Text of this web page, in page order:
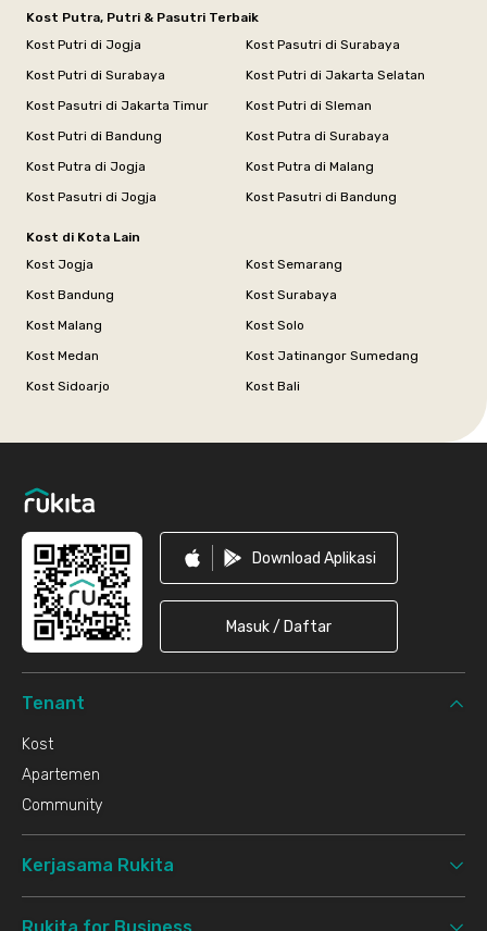
Kost Putra, Putri & Pasutri Terbaik
Kost Putri di Jogja
Kost Pasutri di Surabaya
Kost Putri di Surabaya
Kost Putri di Jakarta Selatan
Kost Pasutri di Jakarta Timur
Kost Putri di Sleman
Kost Putri di Bandung
Kost Putra di Surabaya
Kost Putra di Jogja
Kost Putra di Malang
Kost Pasutri di Jogja
Kost Pasutri di Bandung
Kost di Kota Lain
Kost Jogja
Kost Semarang
Kost Bandung
Kost Surabaya
Kost Malang
Kost Solo
Kost Medan
Kost Jatinangor Sumedang
Kost Sidoarjo
Kost Bali
Download Aplikasi
Masuk / Daftar
Tenant
Kost
Apartemen
Community
Kerjasama Rukita